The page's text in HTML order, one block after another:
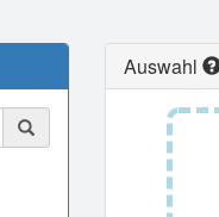
Auswahl